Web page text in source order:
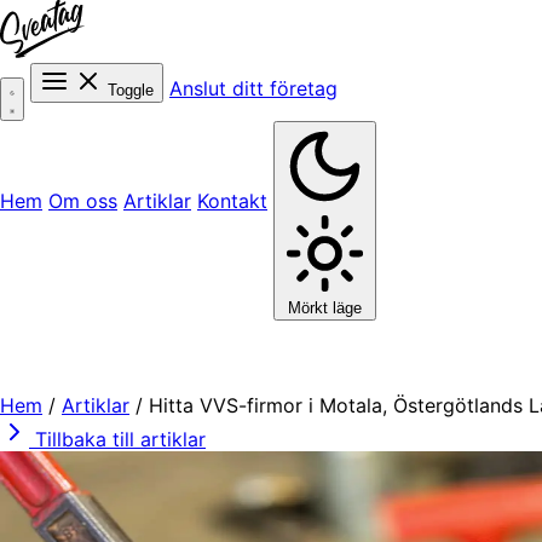
Toggle Anslut ditt företag
Hem Om oss Artiklar Kontakt
Mörkt läge
Hem / Artiklar / Hitta VVS-firmor i Motala, Östergötlands
Tillbaka till artiklar